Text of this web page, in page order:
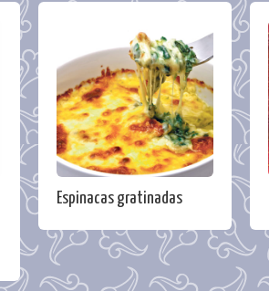
Espinacas gratinadas